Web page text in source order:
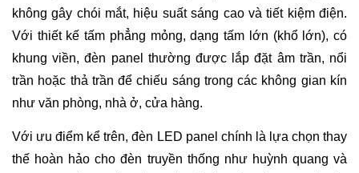
không gây chói mắt, hiệu suất sáng cao và tiết kiệm điện.
Với thiết kế tấm phẳng mỏng, dạng tấm lớn (khổ lớn), có
khung viền, đèn panel thường được lắp đặt âm trần, nổi
trần hoặc thả trần để chiếu sáng trong các không gian kín
như văn phòng, nhà ở, cửa hàng.
Với ưu điểm kể trên, đèn LED panel chính là lựa chọn thay
thế hoàn hảo cho đèn truyền thống như huỳnh quang và